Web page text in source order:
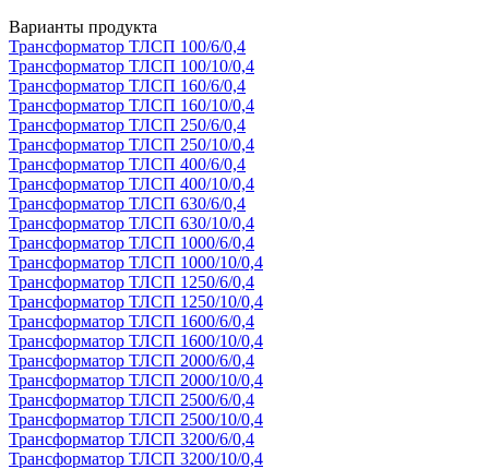
Варианты продукта
Трансформатор ТЛСП 100/6/0,4
Трансформатор ТЛСП 100/10/0,4
Трансформатор ТЛСП 160/6/0,4
Трансформатор ТЛСП 160/10/0,4
Трансформатор ТЛСП 250/6/0,4
Трансформатор ТЛСП 250/10/0,4
Трансформатор ТЛСП 400/6/0,4
Трансформатор ТЛСП 400/10/0,4
Трансформатор ТЛСП 630/6/0,4
Трансформатор ТЛСП 630/10/0,4
Трансформатор ТЛСП 1000/6/0,4
Трансформатор ТЛСП 1000/10/0,4
Трансформатор ТЛСП 1250/6/0,4
Трансформатор ТЛСП 1250/10/0,4
Трансформатор ТЛСП 1600/6/0,4
Трансформатор ТЛСП 1600/10/0,4
Трансформатор ТЛСП 2000/6/0,4
Трансформатор ТЛСП 2000/10/0,4
Трансформатор ТЛСП 2500/6/0,4
Трансформатор ТЛСП 2500/10/0,4
Трансформатор ТЛСП 3200/6/0,4
Трансформатор ТЛСП 3200/10/0,4